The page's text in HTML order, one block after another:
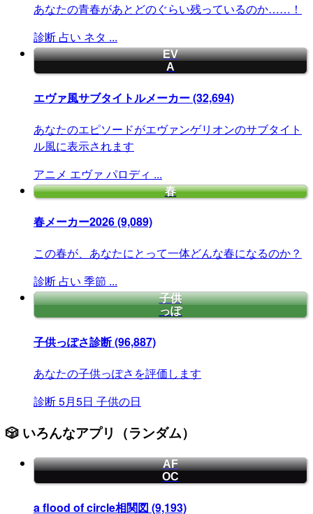
あなたの青春があとどのぐらい残っているのか……！
診断 占い ネタ ...
EV
A
エヴァ風サブタイトルメーカー(32,694)
あなたのエピソードがエヴァンゲリオンのサブタイト
ル風に表示されます
アニメ エヴァ パロディ ...
春
春メーカー2026(9,089)
この春が、あなたにとって一体どんな春になるのか？
診断 占い 季節 ...
子供
っぽ
子供っぽさ診断(96,887)
あなたの子供っぽさを評価します
診断5月5日 子供の日
🎲 いろんなアプリ（ランダム）
AF
OC
a flood of circle相関図 (9,193)